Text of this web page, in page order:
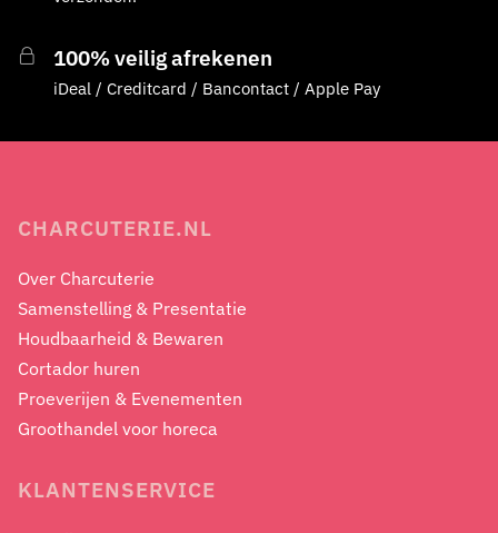
100% veilig afrekenen
iDeal / Creditcard / Bancontact / Apple Pay
CHARCUTERIE.NL
Over Charcuterie
Samenstelling & Presentatie
Houdbaarheid & Bewaren
Cortador huren
Proeverijen & Evenementen
Groothandel voor horeca
KLANTENSERVICE